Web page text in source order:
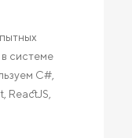
системе
C#,
ReactJS,